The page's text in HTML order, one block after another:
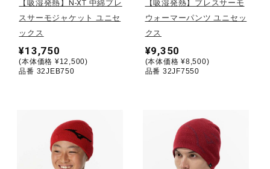
コラボ／ライセンス
セール
サポート
【吸湿発熱】N-XT 中綿ブレ
スサーモジャケット ユニセ
ックス
¥13,750
(本体価格 ¥12,500)
品番 32JEB750
【吸湿発熱】ブレスサーモ
ウォーマーパンツ ユニセッ
クス
¥9,350
(本体価格 ¥8,500)
品番 32JF7550